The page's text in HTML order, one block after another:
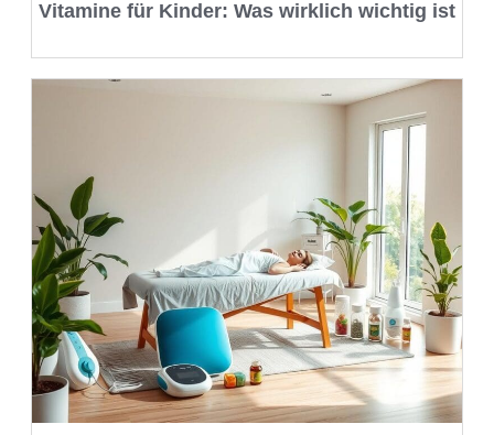
Vitamine für Kinder: Was wirklich wichtig ist